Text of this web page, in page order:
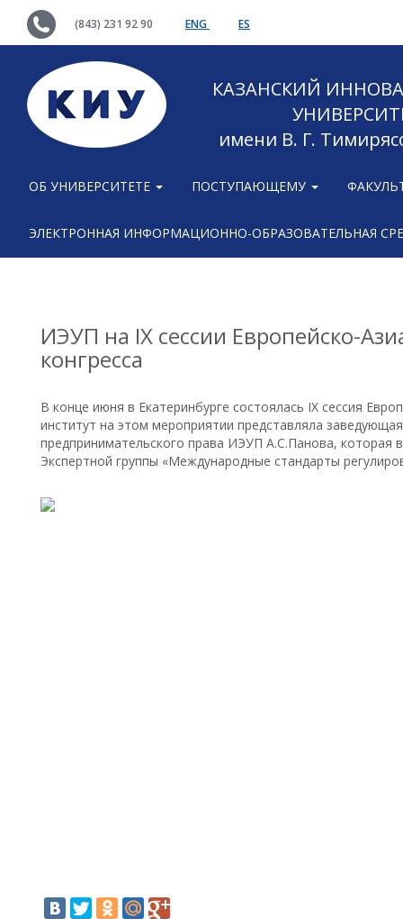
(843) 231 92 90 ENG ES
КАЗАНСКИЙ
имени В. Г.
ОБ УНИВЕРСИТЕТЕ ПОСТУПАЮЩЕМУ
ЭЛЕКТРОННАЯ ИНФОРМАЦИОННО-ОБРАЗОВАТЕЛЬНАЯ
ИЭУП на IX сессии Европейско-
конгресса
В конце июня в Екатеринбурге состоялась IX сессия
институт на этом мероприятии представляла
предпринимательского права ИЭУП А.С.Панова, которая
Экспертной группы «Международные стандарты